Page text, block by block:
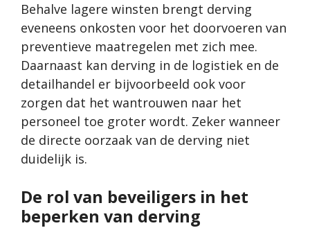
Behalve lagere winsten brengt derving
eveneens onkosten voor het doorvoeren van
preventieve maatregelen met zich mee.
Daarnaast kan derving in de logistiek en de
detailhandel er bijvoorbeeld ook voor
zorgen dat het wantrouwen naar het
personeel toe groter wordt. Zeker wanneer
de directe oorzaak van de derving niet
duidelijk is.
De rol van beveiligers in het
beperken van derving